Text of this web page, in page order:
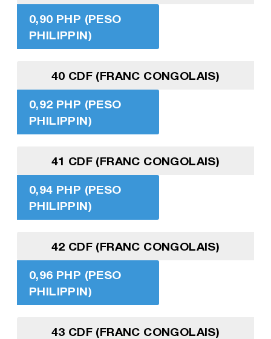
0,90 PHP (PESO
PHILIPPIN)
40 CDF (FRANC CONGOLAIS)
0,92 PHP (PESO
PHILIPPIN)
41 CDF (FRANC CONGOLAIS)
0,94 PHP (PESO
PHILIPPIN)
42 CDF (FRANC CONGOLAIS)
0,96 PHP (PESO
PHILIPPIN)
43 CDF (FRANC CONGOLAIS)